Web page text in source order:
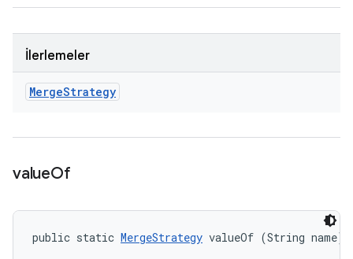
İlerlemeler
MergeStrategy
valueOf
public static MergeStrategy valueOf (String name)